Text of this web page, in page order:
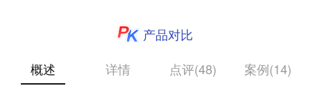
产品对比
概述
详情 点评(48) 案例(14)